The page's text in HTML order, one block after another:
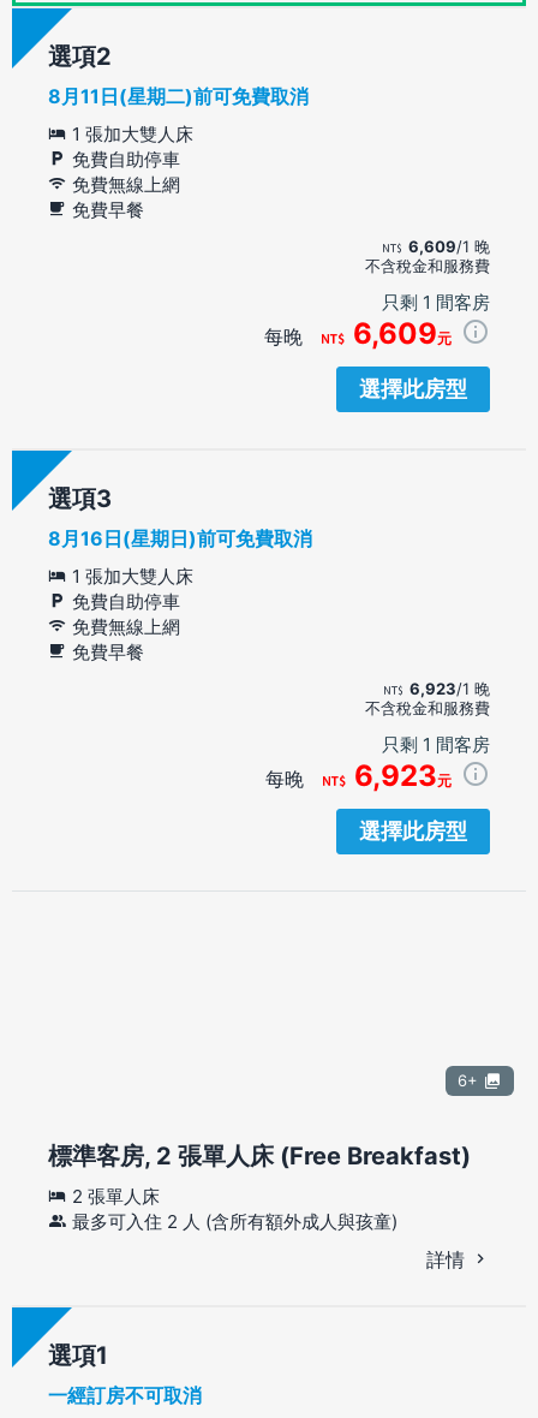
選項
8月11日(星期二)前可免費取消
1 張加大雙人床
免費自助停車
免費無線上網
免費早餐
6,609/1 晚
不含稅金和服務費
只剩 1 間客房
每晚 6,609元
選擇此房型
選項
8月16日(星期日)前可免費取消
1 張加大雙人床
免費自助停車
免費無線上網
免費早餐
6,923/1 晚
不含稅金和服務費
只剩 1 間客房
每晚 6,923元
選擇此房型
6+
標準客房, 2 張單人床 (Free Breakfast)
2 張單人床
最多可入住 2 人 (含所有額外成人與孩童)
詳情
選項
一經訂房不可取消